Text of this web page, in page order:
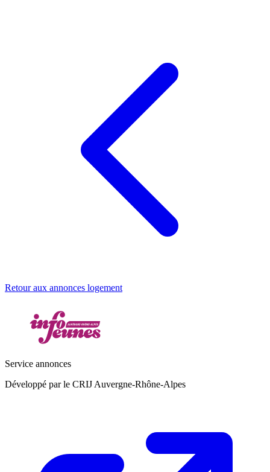
Retour aux annonces logement
Service annonces
Développé par le CRIJ Auvergne-Rhône-Alpes